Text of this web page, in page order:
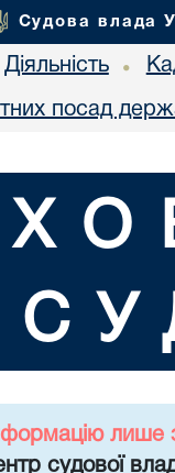
Судова влада
Діяльність •
посад
лише
судової